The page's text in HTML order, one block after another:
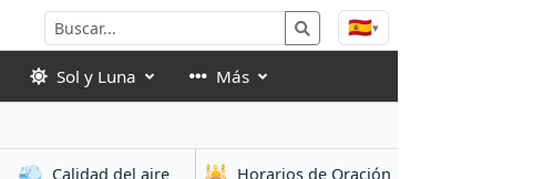
🇪🇸▾
Sol y Luna Más
💨 Calidad del aire 🕌 Horarios de Oración